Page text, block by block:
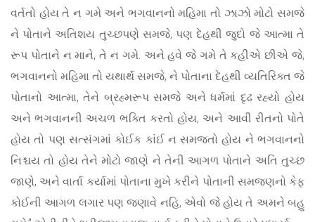
વર્તતો હોય તે ન ગમે અને ભગવાનનો મહિમા તો ઝાઝો મોટો સમજે
ને પોતાને અતિશય તુચ્છપણે સમજે, પણ દેહથી જુદો જે આત્મા તે
રૂપ પોતાને ન માને, તે ન ગમે. અને હવે જે ગમે તે કહીએ છીએ જે,
ભગવાનનો મહિમા તો યથાર્થ સમજે, ને પોતાના દેહથી વ્યતિરિક્ત જે
પોતાનો આત્મા, તેને બ્રહ્મરૂપ સમજે અને ધર્મમાં દૃઢ રહ્યો હોય
અને ભગવાનની અચળ ભક્તિ કરતો હોય, અને આવી રીતનો પોતે
હોય તો પણ સત્સંગમાં કોઈક કાંઈ ન સમજતો હોય ને ભગવાનનો
નિશ્ચય તો હોય તેને મોટો જાણે ને તેની આગળ પોતાને અતિ તુચ્છ
જાણે, અને વાર્તા કર્યામાં પોતાના મુખે કરીને પોતાની સમજણનો કેફ
કોઈની આગળ લગાર પણ જણાવે નહિ, એવો જે હોય તે અમને બહુ